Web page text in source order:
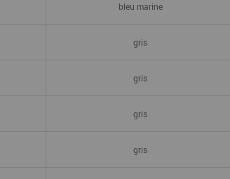
bleu marine
gris
gris
gris
gris